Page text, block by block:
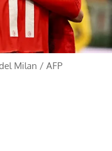
Milan / AFP